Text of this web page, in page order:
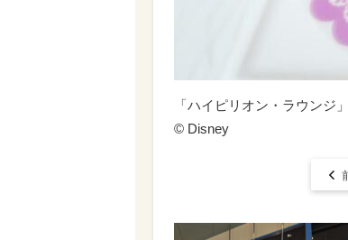
「ハイピリオン・ラウンジ
© Disney